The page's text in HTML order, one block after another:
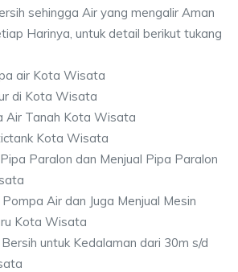
sehingga Air yang mengalir Aman
Harinya, untuk detail berikut tukang
air Kota Wisata
di Kota Wisata
Air Tanah Kota Wisata
Kota Wisata
Paralon dan Menjual Pipa Paralon
Air dan Juga Menjual Mesin
Kota Wisata
untuk Kedalaman dari 30m s/d